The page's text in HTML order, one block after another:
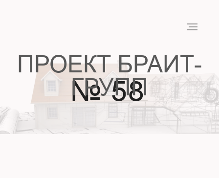
№ 58
ГРУПП